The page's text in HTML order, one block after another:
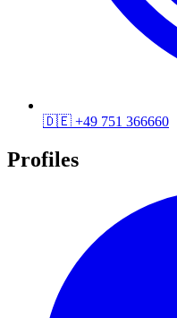
🇩🇪 +49 751 366660
Profiles